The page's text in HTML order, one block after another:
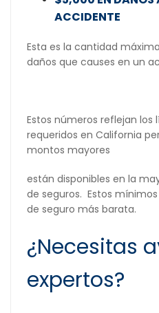
ACCIDENTE
Esta es la cantidad
daños que causes en un
Estos números reflejan
requeridos en California
montos mayores
están disponibles en la
de seguros. Estos
de seguro más barata.
¿Necesitas
expertos?